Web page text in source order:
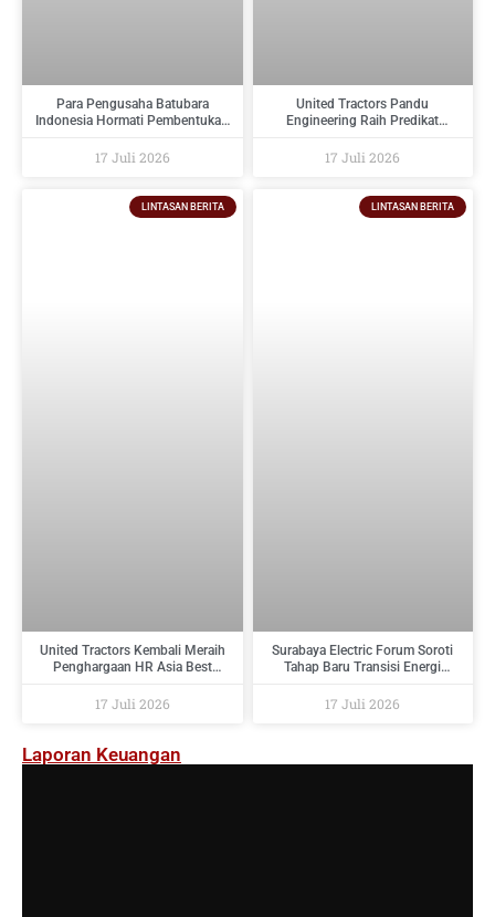
Para Pengusaha Batubara
Indonesia Hormati Pembentukan
Indonesia Dan Berikan Saran
17 Juli 2026
United Tractors Pandu
Engineering Raih Predikat
Regulatory Compliance Awards
17 Juli 2026
LINTASAN BERITA
United Tractors Kembali Meraih
Penghargaan HR Asia Best
2026
17 Juli 2026
LINTASAN BERITA
Surabaya Electric Forum Soroti
Tahap Baru Transisi Energi
Implementasi
17 Juli 2026
Laporan Keuangan